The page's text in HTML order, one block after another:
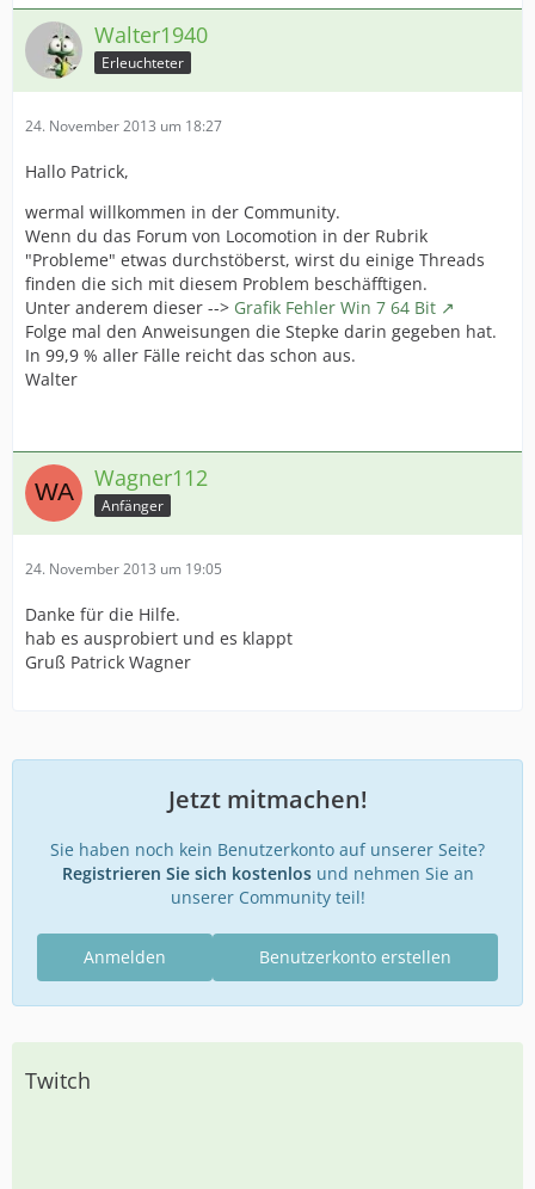
Walter1940
Erleuchteter
24. November 2013 um 18:27
Hallo Patrick,
wermal willkommen in der Community.
Wenn du das Forum von Locomotion in der Rubrik
"Probleme" etwas durchstöberst, wirst du einige Threads
finden die sich mit diesem Problem beschäfftigen.
Unter anderem dieser --> Grafik Fehler Win 7 64 Bit
Folge mal den Anweisungen die Stepke darin gegeben hat.
In 99,9 % aller Fälle reicht das schon aus.
Walter
Wagner112
Anfänger
24. November 2013 um 19:05
Danke für die Hilfe.
hab es ausprobiert und es klappt
Gruß Patrick Wagner
Jetzt mitmachen!
Sie haben noch kein Benutzerkonto auf unserer Seite?
Registrieren Sie sich kostenlosund nehmen Sie an
unserer Community teil!
Benutzerkonto erstellen
Anmelden
Twitch